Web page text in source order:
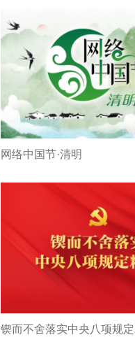
网络中国节·清明
锲而不舍落实中央八项规